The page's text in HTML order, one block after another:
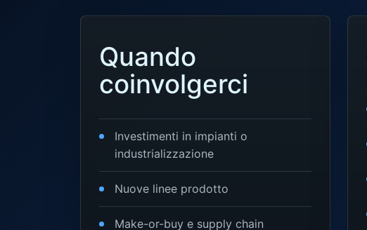
Quando
coinvolgerci
Investimenti in impianti o
industrializzazione
Nuove linee prodotto
Make-or-buy e supply chain